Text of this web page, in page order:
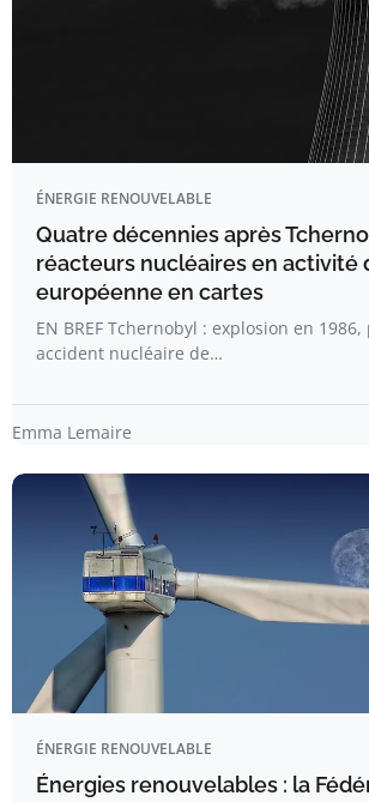
ÉNERGIE RENOUVELABLE
Quatre décennies après
réacteurs nucléaires en activité
européenne en cartes
EN BREF Tchernobyl : explosion en
accident nucléaire de…
Emma Lemaire
ÉNERGIE RENOUVELABLE
Énergies renouvelables : la